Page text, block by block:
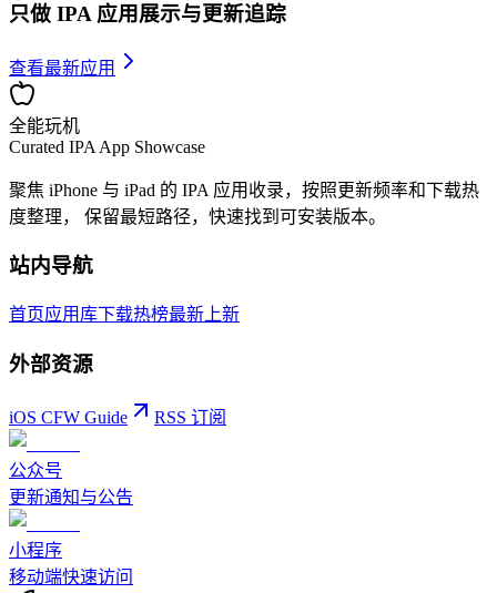
只做 IPA 应用展示与更新追踪
查看最新应用
全能玩机
Curated IPA App Showcase
聚焦 iPhone 与 iPad 的 IPA 应用收录，按照更新频率和下载热
度整理， 保留最短路径，快速找到可安装版本。
站内导航
首页应用库下载热榜最新上新
外部资源
iOS CFW Guide RSS 订阅
公众号
更新通知与公告
小程序
移动端快速访问